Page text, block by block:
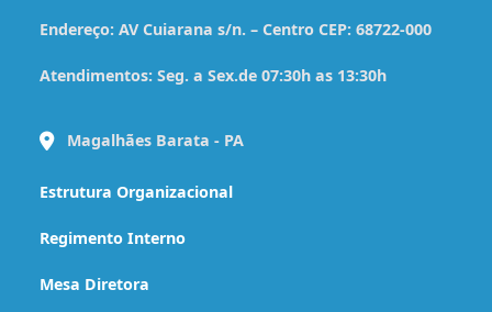
Endereço: AV Cuiarana s/n. – Centro CEP: 68722-000
Atendimentos: Seg. a Sex.de 07:30h as 13:30h
Magalhães Barata - PA
Estrutura Organizacional
Regimento Interno
Mesa Diretora